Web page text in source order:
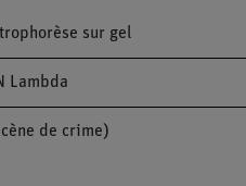
sur gel
Lambda
de crime)